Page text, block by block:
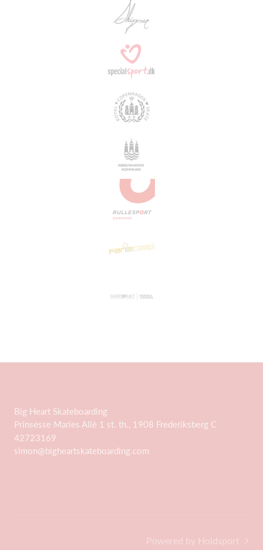
Big Heart Skateboarding
Prinsesse Maries Allé 1 st. th., 1908 Frederiksberg C
42723169
simon@bigheartskateboarding.com
Powered by Holdsport